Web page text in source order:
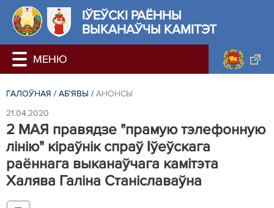
ІЎЕЎСКІ РАЁННЫ
ВЫКАНАЎЧЫ КАМІТЭТ
ГАЛОЎНАЯ / АБ'ЯВЫ / АНОНСЫ
21.04.2020
2 МАЯ правядзе "прамую тэлефонную
лінію" кіраўнік спраў Іўеўскага
раённага выканаўчага камітэта
Халява Галіна Станіславаўна